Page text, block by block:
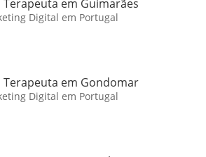
Terapeuta em Guimarães
Digital em Portugal
Terapeuta em Gondomar
Digital em Portugal